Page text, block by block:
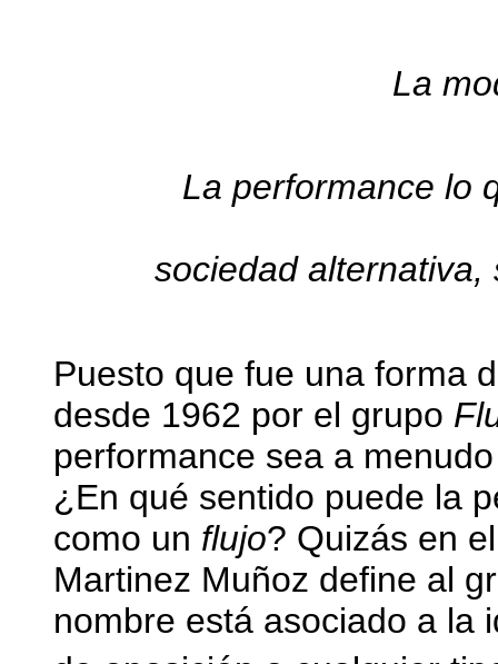
La
La performance lo
sociedad
Puesto que fue una forma
desde 1962 por el grupo
performance sea a
¿En qué sentido puede la
como un flujo? Quizás en
Martinez Muñoz define al
nombre está asociado a la